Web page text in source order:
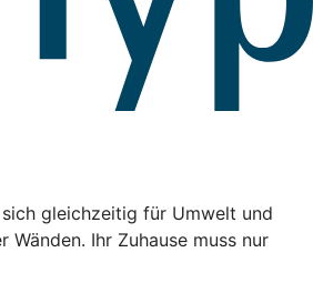
gleichzeitig für Umwelt und
Ihr Zuhause muss nur